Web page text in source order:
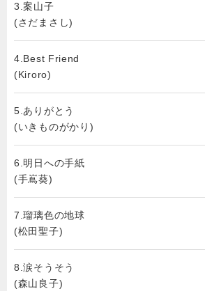
3.案山子
(さだまさし)
4.Best Friend
(Kiroro)
5.ありがとう
(いきものがかり)
6.明日への手紙
(手嶌葵)
7.瑠璃色の地球
(松田聖子)
8.涙そうそう
(森山良子)